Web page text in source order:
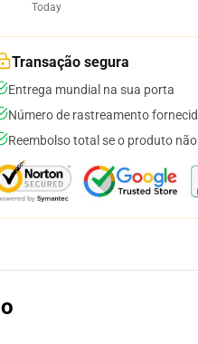
Today
Transação segura
Entrega mundial na sua porta
Número de rastreamento
Reembolso total se o produto